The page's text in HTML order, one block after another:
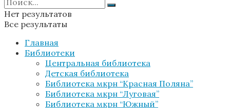
Нет результатов
Все результаты
Главная
Библиотеки
Центральная библиотека
Детская библиотека
Библиотека мкрн “Красная Поляна”
Библиотека мкрн “Луговая”
Библиотека мкрн “Южный”